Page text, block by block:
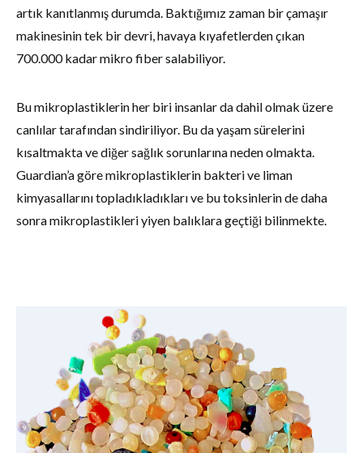
artık kanıtlanmış durumda. Baktığımız zaman bir çamaşır
makinesinin tek bir devri, havaya kıyafetlerden çıkan
700.000 kadar mikro fiber salabiliyor.
Bu mikroplastiklerin her biri insanlar da dahil olmak üzere
canlılar tarafından sindiriliyor. Bu da yaşam sürelerini
kısaltmakta ve diğer sağlık sorunlarına neden olmakta.
Guardian’a göre mikroplastiklerin bakteri ve liman
kimyasallarını topladıkladıkları ve bu toksinlerin de daha
sonra mikroplastikleri yiyen balıklara geçtiği bilinmekte.